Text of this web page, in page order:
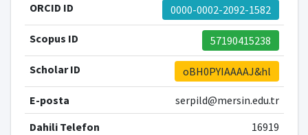
ORCID ID 0000-0002-2092-1582
Scopus ID 57190415238
Scholar ID oBH0PYIAAAAJ&hl
E-posta
serpild@mersin.edu.tr
Dahili Telefon
16919